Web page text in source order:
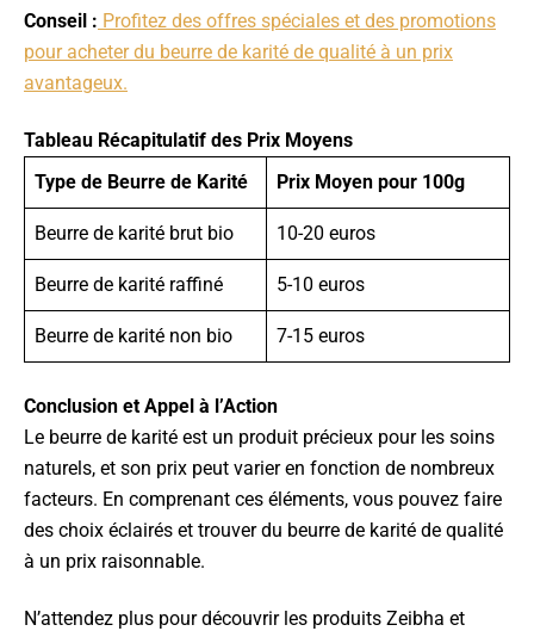
Conseil : Profitez des offres spéciales et des promotions
pour acheter du beurre de karité de qualité à un prix
avantageux.
Tableau Récapitulatif des Prix Moyens
Type de Beurre de Karité
Prix Moyen pour 100g
Beurre de karité brut bio 10-20 euros
Beurre de karité raffiné 5-10 euros
Beurre de karité non bio 7-15 euros
Conclusion et Appel à l’Action
Le beurre de karité est un produit précieux pour les soins
naturels, et son prix peut varier en fonction de nombreux
facteurs. En comprenant ces éléments, vous pouvez faire
des choix éclairés et trouver du beurre de karité de qualité
à un prix raisonnable.
N’attendez plus pour découvrir les produits Zeibha et